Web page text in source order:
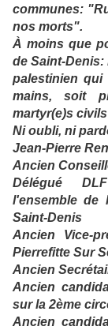
communes:
nos morts".
À moins que
de Saint-
palestinien
mains, soit
martyr(e)s
Ni oubli, ni
Jean-Pierre
Ancien
Délégué
l'ensemble de
Saint-Denis
Ancien Vice-
Pierrefitte Sur
Ancien
Ancien
sur la 2ème
Ancien